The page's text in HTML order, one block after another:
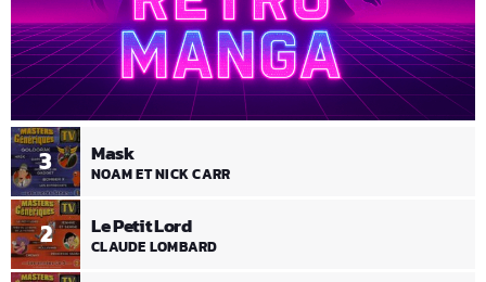
2 Le Petit Lord
CLAUDE LOMBARD
3 Mask
NOAM ET NICK CARR